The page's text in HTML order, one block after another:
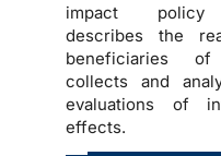
impact policy
describes the
beneficiaries
collects and
evaluations of
effects.